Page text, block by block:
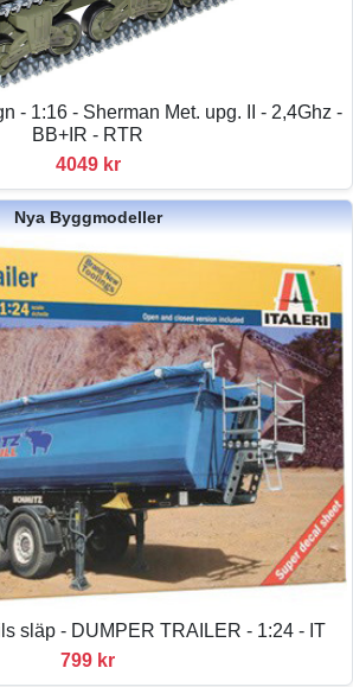
- 1:16 - Sherman Met. upg. II - 2,4Ghz -
BB+IR - RTR
4049 kr
Nya Byggmodeller
släp - DUMPER TRAILER - 1:24 - IT
799 kr